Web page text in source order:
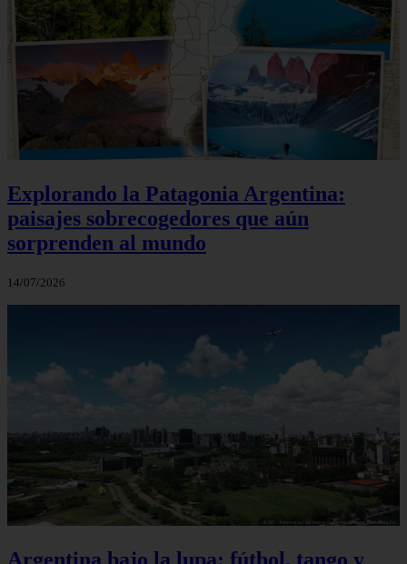
Explorando la Patagonia Argentina:
paisajes sobrecogedores que aún
sorprenden al mundo
14/07/2026